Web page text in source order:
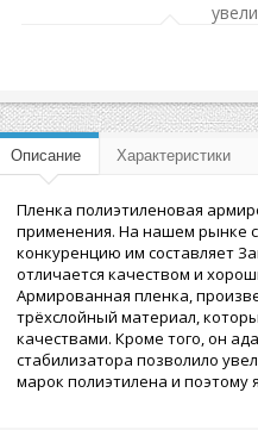
Описание Характеристики
Пленка полиэтиленовая
применения. На нашем рынке
конкуренцию им составляет
отличается качеством и
Армированная пленка,
трёхслойный материал,
качествами. Кроме того, он
стабилизатора позволило
марок полиэтилена и поэтому